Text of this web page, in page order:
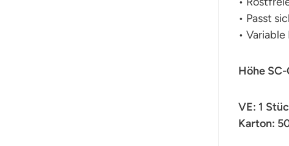
• Passt
•
Höhe
VE: 1
Karton: